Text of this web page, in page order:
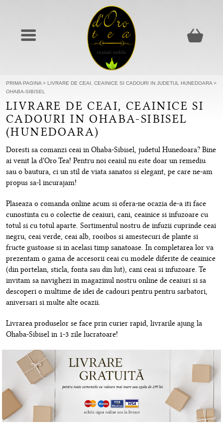
PRIMA PAGINA > LIVRARE DE CEAI, CEAINICE SI CADOURI IN JUDETUL HUNEDOARA >
OHABA-SIBISEL
LIVRARE DE CEAI, CEAINICE SI
CADOURI IN OHABA-SIBISEL
(HUNEDOARA)
Doresti sa comanzi ceai in Ohaba-Sibisel, judetul Hunedoara? Bine
ai venit la d'Oro Tea! Pentru noi ceaiul nu este doar un remediu
sau o bautura, ci un stil de viata sanatos si elegant, pe care ne-am
propus sa-l incurajam!
Plaseaza o comanda online acum si ofera-ne ocazia de-a iti face
cunostinta cu o colectie de ceaiuri, cani, ceainice si infuzoare cu
totul si cu totul aparte. Sortimentul nostru de infuzii cuprinde ceai
negru, ceai verde, ceai alb, rooibos si amestecuri de plante si
fructe gustoase si in acelasi timp sanatoase. In completarea lor va
prezentam o gama de accesorii ceai cu modele diferite de ceainice
(din portelan, sticla, fonta sau din lut), cani ceai si infuzoare. Te
invitam sa navighezi in magazinul nostru online de ceaiuri si sa
descoperi o multime de idei de cadouri pentru pentru sarbatori,
aniversari si multe alte ocazii.
Livrarea produselor se face prin curier rapid, livrarile ajung la
Ohaba-Sibisel in 1-3 zile lucratoare!